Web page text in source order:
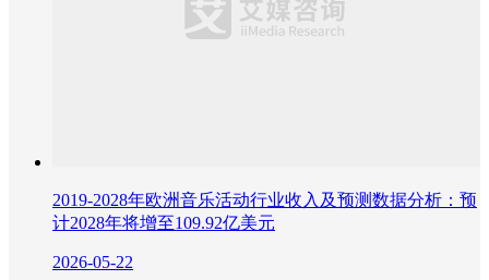
2019-2028年欧洲音乐活动行业收入及预测数据分析：预
计2028年将增至109.92亿美元
2026-05-22